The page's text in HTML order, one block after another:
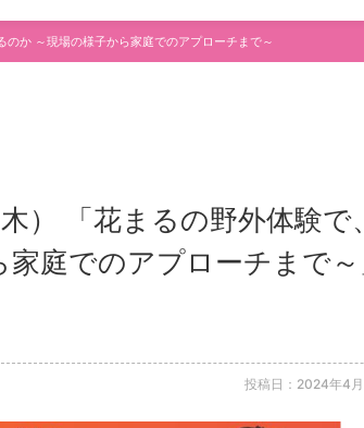
か ～現場の様子から家庭でのアプローチまで～
） 「花まるの野外体験で
庭でのアプローチまで
投稿日：2024年4